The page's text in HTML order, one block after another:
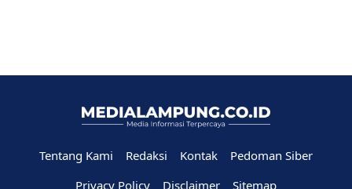
Tentang Kami Redaksi Kontak
Pedoman Siber
Privacy Policy
Disclaimer Sitemap